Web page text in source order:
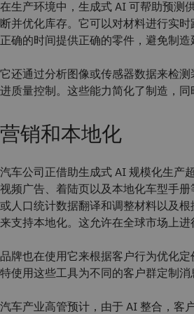
在生产环境中，生成式 AI 可帮助预测
断并优化库存。它可以对材料进行实
正确的时间提供正确的零件，避免制造
它还通过分析图像或传感器数据来检
进质量控制。这些能力简化了制造，同
营销和本地化
汽车公司正借助生成式 AI 规模化生产
视频广告、着陆页以及本地化车型手
或人口统计数据翻译和调整材料以及
来支持本地化。这允许在全球市场上进
品牌也在使用它来根据客户行为优化
特使用这些工具为不同的客户群定制消
汽车产业高管预计，由于 AI 整合，客